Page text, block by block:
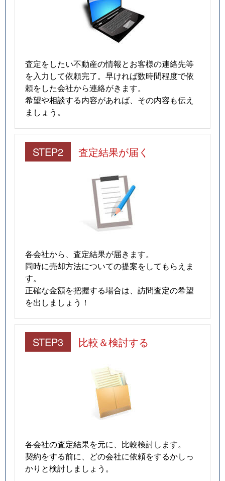
査定をしたい不動産の情報とお客様の連絡先等
を入力して依頼完了。早ければ数時間程度で依
頼をした会社から連絡がきます。
希望や相談する内容があれば、その内容も伝え
ましょう。
STEP2 査定結果が届く
各会社から、査定結果が届きます。
同時に売却方法についての提案をしてもらえま
す。
正確な金額を把握する場合は、訪問査定の希望
を出しましょう！
STEP3 比較＆検討する
各会社の査定結果を元に、比較検討します。
契約をする前に、どの会社に依頼をするかしっ
かりと検討しましょう。